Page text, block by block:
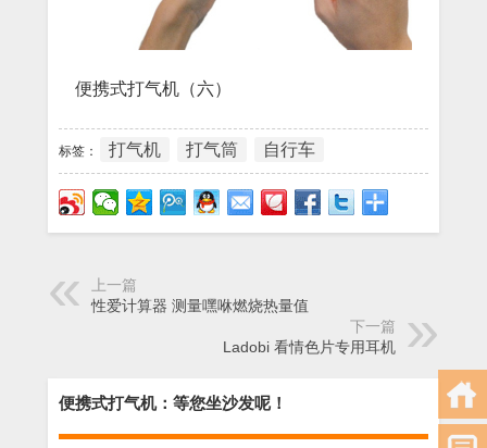
便携式打气机（六）
标签： 打气机 打气筒 自行车
上一篇
性爱计算器 测量嘿咻燃烧热量值
下一篇
Ladobi 看情色片专用耳机
便携式打气机：等您坐沙发呢！